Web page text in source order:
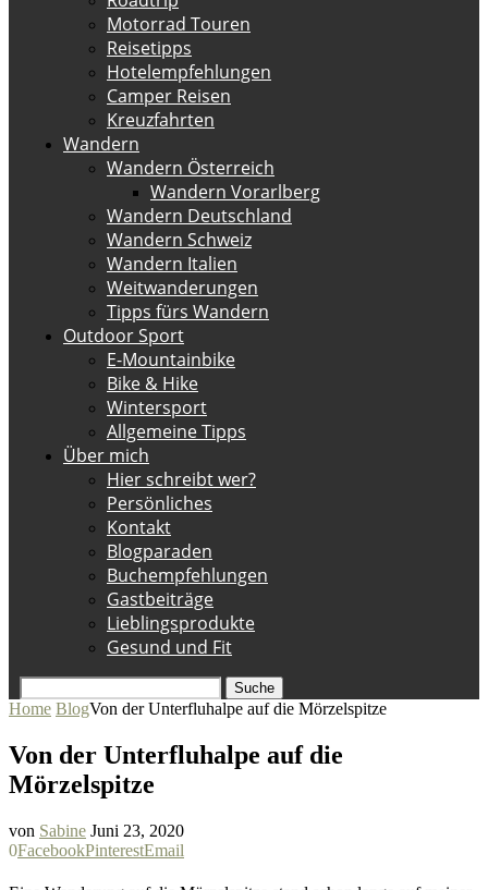
Motorrad Touren
Reisetipps
Hotelempfehlungen
Camper Reisen
Kreuzfahrten
Wandern
Wandern Österreich
Wandern Vorarlberg
Wandern Deutschland
Wandern Schweiz
Wandern Italien
Weitwanderungen
Tipps fürs Wandern
Outdoor Sport
E-Mountainbike
Bike & Hike
Wintersport
Allgemeine Tipps
Über mich
Hier schreibt wer?
Persönliches
Kontakt
Blogparaden
Buchempfehlungen
Gastbeiträge
Lieblingsprodukte
Gesund und Fit
Suche
Home BlogVon der Unterfluhalpe auf die Mörzelspitze
Von der Unterfluhalpe auf die
Mörzelspitze
von Sabine Juni 23, 2020
0FacebookPinterestEmail